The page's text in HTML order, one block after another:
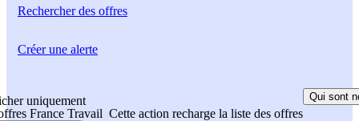
Rechercherdes offres
uniquement
France Travail Cette action recharge la liste des offres
Qui sont
Créer une alerte